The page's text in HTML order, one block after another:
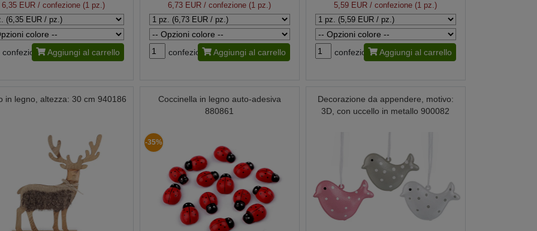
6,35 EUR / confezione (1 pz.)
confezione Aggiungi al carrello
6,73 EUR / confezione (1 pz.)
confezione Aggiungi al carrello
5,59 EUR / confezione (1 pz.)
confezione Aggiungi al carrello
in legno, altezza: 30 cm 940186
Coccinella in legno auto-adesiva
880861
-35%
Decorazione da appendere, motivo:
3D, con uccello in metallo 900082